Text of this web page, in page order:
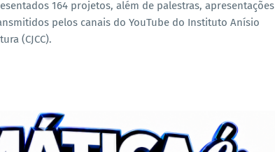
164 projetos, além de palestras, apresentações
pelos canais do YouTube do Instituto Anísio
(CJCC).